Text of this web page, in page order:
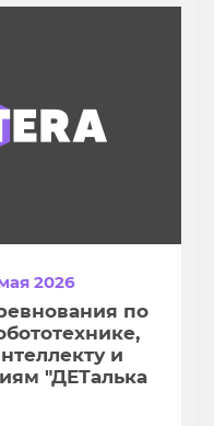
2026
по
и
"ДЕТалька